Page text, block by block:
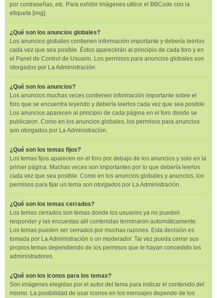
por contraseñas, etc. Para exhibir imágenes utilice el BBCode con la
etiqueta [img].
¿Qué son los anuncios globales?
Los anuncios globales contienen información importante y debería leerlos
cada vez que sea posible. Éstos aparecerán al principio de cada foro y en
el Panel de Control de Usuario. Los permisos para anuncios globales son
otorgados por La Administración.
¿Qué son los anuncios?
Los anuncios muchas veces contienen información importante sobre el
foro que se encuentra leyendo y debería leerlos cada vez que sea posible.
Los anuncios aparecen al principio de cada página en el foro donde se
publicaron. Como en los anuncios globales, los permisos para anuncios
son otorgados por La Administración.
¿Qué son los temas fijos?
Los temas fijos aparecen en el foro por debajo de los anuncios y solo en la
primer página. Muchas veces son importantes por lo que debería leerlos
cada vez que sea posible. Como en los anuncios globales y anuncios, los
permisos para fijar un tema son otorgados por La Administración.
¿Qué son los temas cerrados?
Los temas cerrados son temas donde los usuarios ya no pueden
responder y las encuestas allí contenidas terminaron automáticamente.
Los temas pueden ser cerrados por muchas razones. Esta decisión es
tomada por La Administración o un moderador. Tal vez pueda cerrar sus
propios temas dependiendo de los permisos que le hayan concedido los
administradores.
¿Qué son los iconos para los temas?
Son imágenes elegidas por el autor del tema para indicar el contenido del
mismo. La posibilidad de usar iconos en los mensajes depende de los